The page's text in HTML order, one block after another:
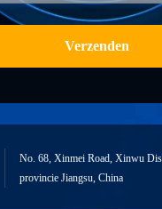
Verzenden
No. 68, Xinmei Road, Xinwu
provincie Jiangsu, China